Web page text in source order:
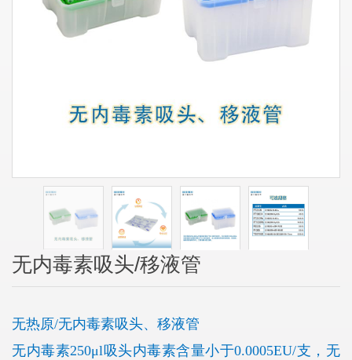
无内毒素吸头/移液管
无热原/无内毒素吸头、移液管
无内毒素250μl吸头内毒素含量小于0.0005EU/支，无